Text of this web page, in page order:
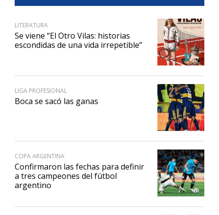
LITERATURA
Se viene “El Otro Vilas: historias
escondidas de una vida irrepetible”
LIGA PROFESIONAL
Boca se sacó las ganas
COPA ARGENTINA
Confirmaron las fechas para definir
a tres campeones del fútbol
argentino